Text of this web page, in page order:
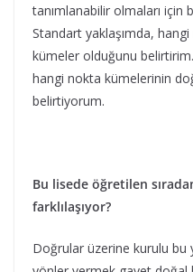
tanımlanabilir olmaları için
Standart yaklaşımda,
kümeler olduğunu
hangi nokta kümelerinin
belirtiyorum.
Bu lisede öğretilen
farklılaşıyor?
Doğrular üzerine kurulu bu